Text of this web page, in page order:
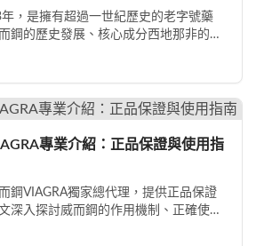
，是擁有超過一世紀歷史的老字號藥
鋼的歷史發展、核心成分西地那非的作
關產品。
專業介紹：正品保證與使用指
鋼VIAGRA獨家總代理，提供正品保證
深入探討威而鋼的作用機制、正確使用